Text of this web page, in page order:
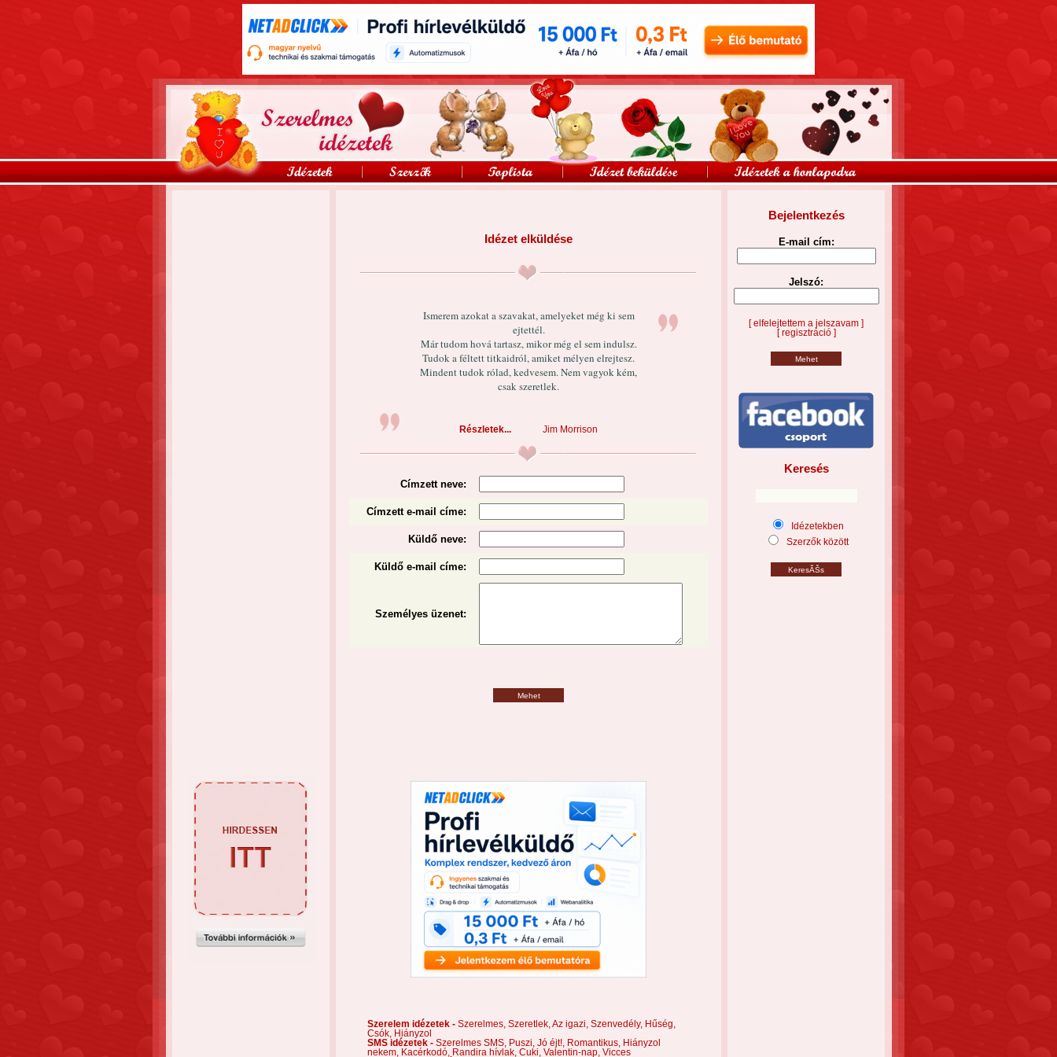
Idézet elküldése
Ismerem azokat a szavakat, amelyeket még ki sem
ejtettél.
Már tudom hová tartasz, mikor még el sem indulsz.
Tudok a féltett titkaidról, amiket mélyen elrejtesz.
Mindent tudok rólad, kedvesem. Nem vagyok kém,
csak szeretlek.
Részletek... Jim Morrison
Címzett neve:
Címzett e-mail címe:
Küldő neve:
Küldő e-mail címe:
Személyes üzenet:
Mehet
Szerelem idézetek - Szerelmes, Szeretlek, Az igazi, Szenvedély, Hűség,
Csók,
Hiányzol
SMS idézetek - Szerelmes SMS, Puszi, Jó éjt!, Romantikus,
Hiányzol
nekem,
Kacérkodó, Randira hívlak, Cuki, Valentin-nap, Vicces
Bejelentkezés
E-mail cím:
Jelszó:
[ elfelejtettem a jelszavam ]
[ regisztráció ]
Keresés
Idézetekben
Szerzők között